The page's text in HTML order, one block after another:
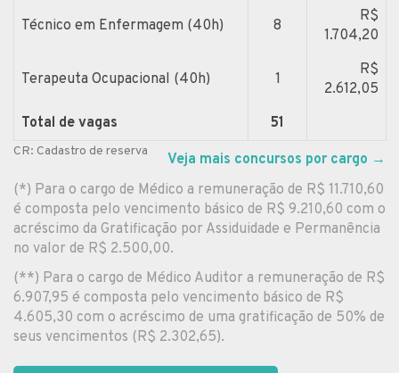
Técnico em Enfermagem (40h) 8
R$
1.704,20
Terapeuta Ocupacional (40h) 1
R$
2.612,05
Total de vagas
51
CR: Cadastro de reserva Veja mais concursos por cargo →
(*) Para o cargo de Médico a remuneração de R$ 11.710,60
é composta pelo vencimento básico de R$ 9.210,60 com o
acréscimo da Gratificação por Assiduidade e Permanência
no valor de R$ 2.500,00.
(**) Para o cargo de Médico Auditor a remuneração de R$
6.907,95 é composta pelo vencimento básico de R$
4.605,30 com o acréscimo de uma gratificação de 50% de
seus vencimentos (R$ 2.302,65).